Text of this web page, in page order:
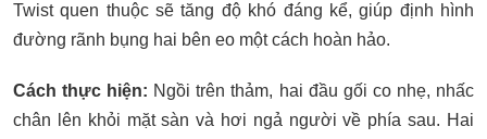
Twist quen thuộc sẽ tăng độ khó đáng kể, giúp định hình
đường rãnh bụng hai bên eo một cách hoàn hảo.
Cách thực hiện: Ngồi trên thảm, hai đầu gối co nhẹ, nhấc
chân lên khỏi mặt sàn và hơi ngả người về phía sau. Hai